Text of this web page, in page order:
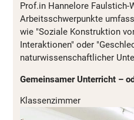
Prof.in Hannelore Faulstich-
Arbeitsschwerpunkte
wie "Soziale Konstruktion
Interaktionen" oder
naturwissenschaftlicher
Gemeinsamer Unterricht –
Klassenzimmer